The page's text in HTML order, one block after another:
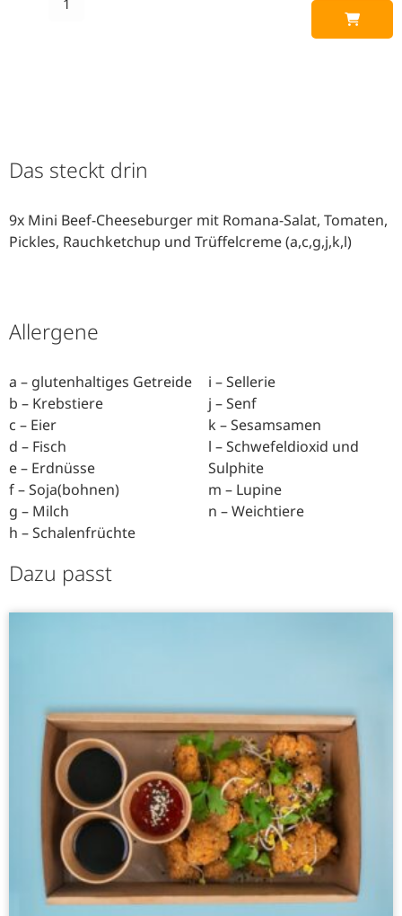
Das steckt drin
9x Mini Beef-Cheeseburger mit Romana-Salat, Tomaten,
Pickles, Rauchketchup und Trüffelcreme (a,c,g,j,k,l)
Allergene
a – glutenhaltiges Getreide
b – Krebstiere
c – Eier
d – Fisch
e – Erdnüsse
f – Soja(bohnen)
g – Milch
h – Schalenfrüchte
i – Sellerie
j – Senf
k – Sesamsamen
l – Schwefeldioxid und
Sulphite
m – Lupine
n – Weichtiere
Dazu passt